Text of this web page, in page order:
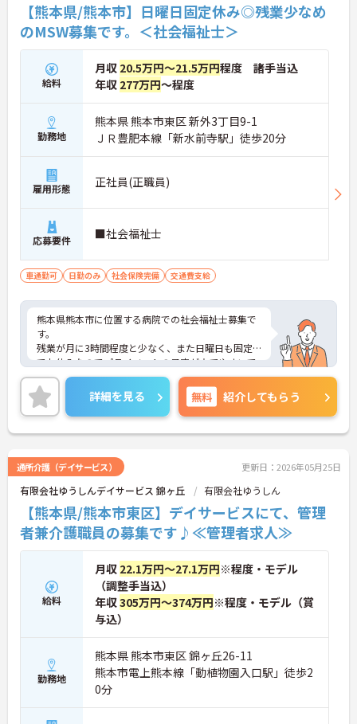
【熊本県/熊本市】日曜日固定休み◎残業少なめ
のMSW募集です。＜社会福祉士＞
給料
月収 20.5万円～21.5万円程度 諸手当込
年収 277万円～程度
勤務地
熊本県 熊本市東区 新外3丁目9-1
ＪＲ豊肥本線「新水前寺駅」徒歩20分
雇用形態 正社員(正職員)
応募要件 ■社会福祉士
車通勤可 日勤のみ 社会保険完備 交通費支給
熊本県熊本市に位置する病院での社会福祉士募集で
す。
残業が月に3時間程度と少なく、また日曜日も固定
でお休みなのでプライベートの予定が立てやすいで
す。
マイカー通勤も可能ですので、天候に左右されず通
勤がしやすいです。
ご興味をお持ちの方はお気軽にお問い合わせくださ
い。
詳細を見る 無料 紹介してもらう
通所介護（デイサービス） 更新日：2026年05月25日
有限会社ゆうしんデイサービス 錦ヶ丘 有限会社ゆうしん
【熊本県/熊本市東区】デイサービスにて、管理
者兼介護職員の募集です♪≪管理者求人≫
給料
月収 22.1万円～27.1万円※程度・モデル
（調整手当込）
年収305万円～374万円※程度・モデル（賞
与込）
勤務地
熊本県 熊本市東区 錦ヶ丘26-11
熊本市電上熊本線「動植物園入口駅」徒歩2
0分